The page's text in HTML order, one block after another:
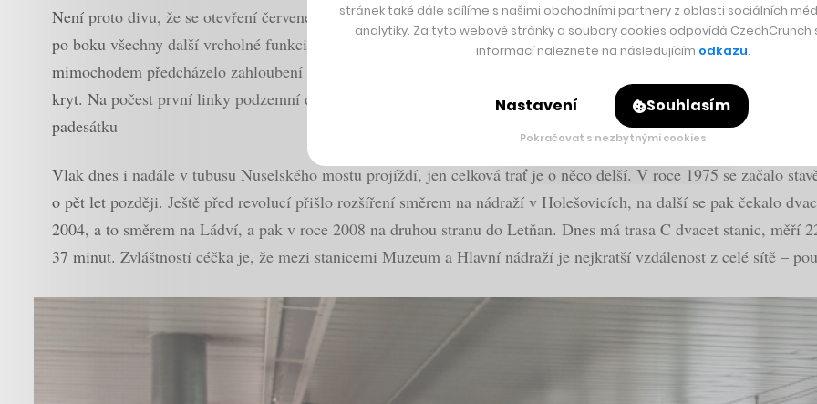
Není proto divu, že se otevření červené trasy stalo největší politickou událostí roku. Metro totiž tehdy otevíral
po boku všechny další vrcholné funkcionáře komunistické strany. Zprovozňovali úsek, který vedl ze zastávky
mimochodem předcházelo zahloubení stanice na Klárově, kudy však nakonec souprava metra nikdy neprojela –
kryt. Na počest první linky podzemní dráhy se pak ve stejném roce začal vyrábět také oblíbený dezert,
padesátku
Vlak dnes i nadále v tubusu Nuselského mostu projíždí, jen celková trať je o něco delší. V roce 1975 se začalo
o pět let později. Ještě před revolucí přišlo rozšíření směrem na nádraží v Holešovicích, na další se pak čekalo
2004, a to směrem na Ládví, a pak v roce 2008 na druhou stranu do Letňan. Dnes má trasa C dvacet stanic, měří
37 minut. Zvláštností céčka je, že mezi stanicemi Muzeum a Hlavní nádraží je nejkratší vzdálenost z celé sítě –
stránek také dále sdílíme s našimi obchodními partnery z oblasti sociálních
analytiky. Za tyto webové stránky a soubory cookies odpovídá CzechCrunch
informací naleznete na následujícím odkazu.
Nastavení Souhlasím
Pokračovat s nezbytnými cookies